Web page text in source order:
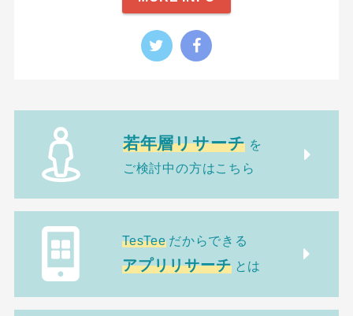
若年層リサーチ を
ご検討中の方はこちら
TesTee だからできる
アプリリサーチ とは